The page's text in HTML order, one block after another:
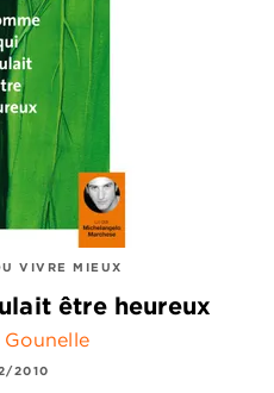
VIVRE MIEUX
être heureux
2010